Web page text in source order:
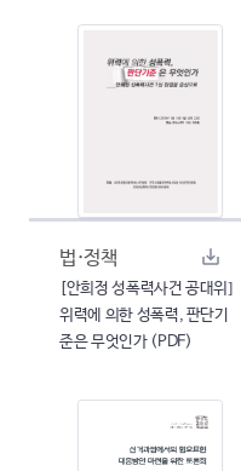
법·정책
[안희정 성폭력사건 공대위]
위력에 의한 성폭력, 판단기
준은 무엇인가 (PDF)